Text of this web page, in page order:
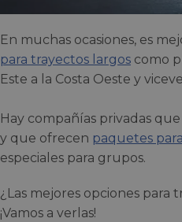
En muchas ocasiones, es
para trayectos largos como
Este a la Costa Oeste y
Hay compañías privadas
y que ofrecen paquetes para
especiales para grupos.
¿Las mejores opciones para
¡Vamos a verlas!